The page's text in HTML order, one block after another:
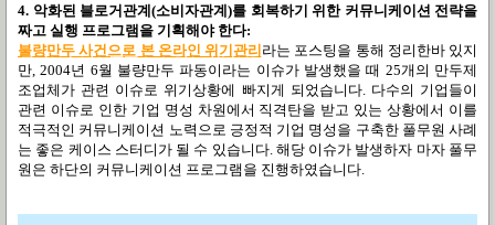
4. 악화된 블로거관계(소비자관계)를 회복하기 위한 커뮤니케이션 전략을
짜고 실행 프로그램을 기획해야 한다:
불량만두 사건으로 본 온라인 위기관리 라는 포스팅을 통해 정리한바 있지
만, 2004년 6월 불량만두 파동이라는 이슈가 발생했을 때 25개의 만두제
조업체가 관련 이슈로 위기상황에 빠지게 되었습니다. 다수의 기업들이
관련 이슈로 인한 기업 명성 차원에서 직격탄을 받고 있는 상황에서 이를
적극적인 커뮤니케이션 노력으로 긍정적 기업 명성을 구축한 풀무원 사례
는 좋은 케이스 스터디가 될 수 있습니다. 해당 이슈가 발생하자 마자 풀무
원은 하단의 커뮤니케이션 프로그램을 진행하였습니다.